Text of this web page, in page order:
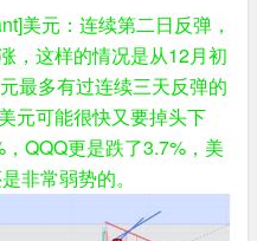
美元：连续第二日反弹，
，这样的情况是从12月初
最多有过连续三天反弹的
元可能很快又要掉头下
QQQ更是跌了3.7%，美
非常弱势的。